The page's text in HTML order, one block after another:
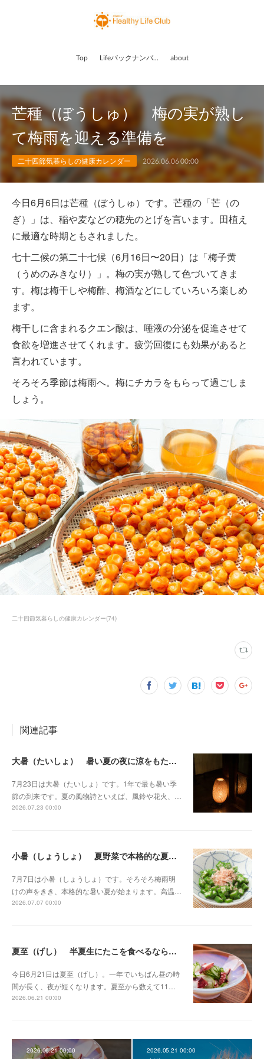
Top Lifeバックナンバー about
芒種（ぼうしゅ） 梅の実が熟し
て梅雨を迎える準備を
二十四節気暮らしの健康カレンダー 2026.06.06 00:00
今日6月6日は芒種（ぼうしゅ）です。芒種の「芒（の
ぎ）」は、稲や麦などの穂先のとげを言います。田植え
に最適な時期ともされました。
七十二候の第二十七候（6月16日〜20日）は「梅子黄
（うめのみきなり）」。梅の実が熟して色づいてきま
す。梅は梅干しや梅酢、梅酒などにしていろいろ楽しめ
ます。
梅干しに含まれるクエン酸は、唾液の分泌を促進させて
食欲を増進させてくれます。疲労回復にも効果があると
言われています。
そろそろ季節は梅雨へ。梅にチカラをもらって過ごしま
しょう。
二十四節気暮らしの健康カレンダー(74)
関連記事
大暑（たいしょ） 暑い夏の夜に涼をもたらす灯り
7月23日は大暑（たいしょ）です。1年で最も暑い季
節の到来です。夏の風物詩といえば、風鈴や花火、…
2026.07.23 00:00
小暑（しょうしょ） 夏野菜で本格的な夏のはじまりに備える
7月7日は小暑（しょうしょ）です。そろそろ梅雨明
けの声をきき、本格的な暑い夏が始まります。高温…
2026.07.07 00:00
夏至（げし） 半夏生にたこを食べるならわし
今日6月21日は夏至（げし）。一年でいちばん昼の時
間が長く、夜が短くなります。夏至から数えて11…
2026.06.21 00:00
2026.06.21 00:00 2026.05.21 00:00